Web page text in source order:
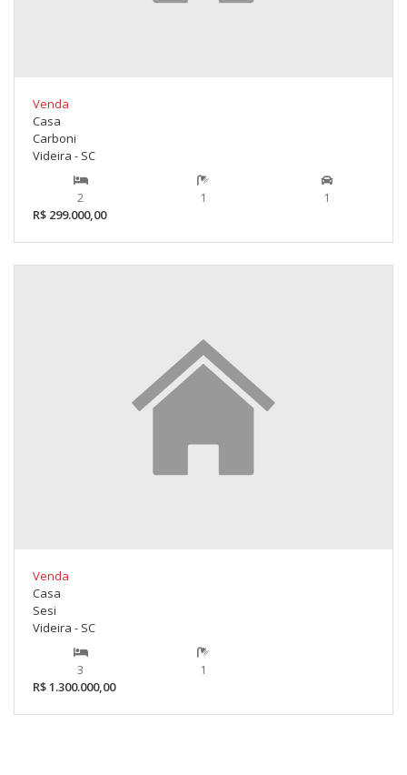
Venda
Casa
Carboni
Videira - SC
2 1
1
R$ 299.000,00
Venda
Casa
Sesi
Videira - SC
3
1
R$ 1.300.000,00